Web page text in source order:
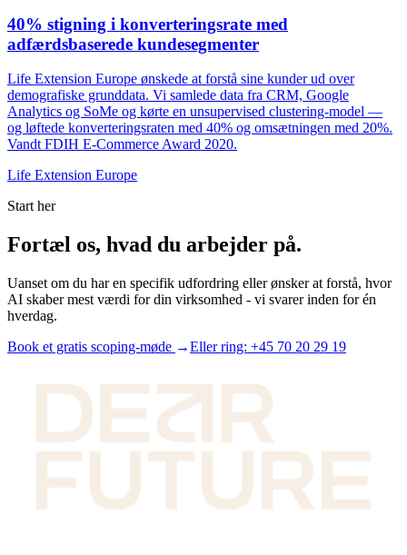
40% stigning i konverteringsrate med
adfærdsbaserede kundesegmenter
Life Extension Europe ønskede at forstå sine kunder ud over
demografiske grunddata. Vi samlede data fra CRM, Google
Analytics og SoMe og kørte en unsupervised clustering-model —
og løftede konverteringsraten med 40% og omsætningen med 20%.
Vandt FDIH E-Commerce Award 2020.
Life Extension Europe
Start her
Fortæl os, hvad du arbejder på.
Uanset om du har en specifik udfordring eller ønsker at forstå, hvor
AI skaber mest værdi for din virksomhed - vi svarer inden for én
hverdag.
Book et gratis scoping-møde →Eller ring: +45 70 20 29 19